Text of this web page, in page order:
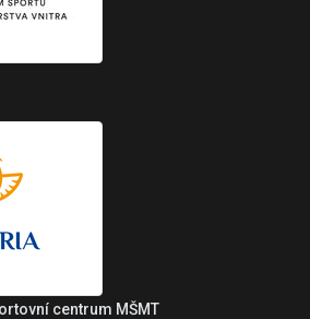
centrum MŠMT